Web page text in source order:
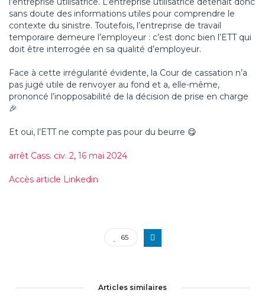
sans doute des informations utiles pour comprendre le
contexte du sinistre. Toutefois, l’entreprise de travail
temporaire demeure l’employeur : c’est donc bien l’ETT qui
doit être interrogée en sa qualité d’employeur.
Face à cette irrégularité évidente, la Cour de cassation n’a
pas jugé utile de renvoyer au fond et a, elle-même,
prononcé l’inopposabilité de la décision de prise en charge
🎉
Et oui, l’ETT ne compte pas pour du beurre 😋
arrêt Cass. civ. 2, 16 mai 2024
Accès article Linkedin
65
Articles similaires